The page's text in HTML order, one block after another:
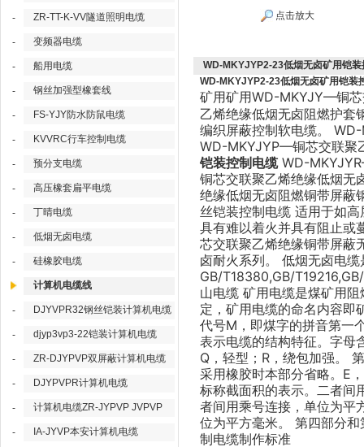
- ZR-TT-K-VV隧道照明电缆
- 变频器电缆
- 船用电缆
- 钢丝加强型橡套线
- FS-YJY防水防鼠电缆
- KVVRC行车控制电缆
- 预分支电缆
- 高压橡套扁平电缆
- 丁晴电缆
- 低烟无卤电缆
- 硅橡胶电缆
计算机电缆线
- DJYVPR32钢丝铠装计算机电缆
- djyp3vp3-22铠装计算机电缆
- ZR-DJYPVP双屏蔽计算机电缆
- DJYPVPR计算机电缆
- 计算机电缆ZR-JYPVP JVPVP
- IA-JYVP本安计算机电缆
点击放大
WD-MKYJYP2-23低烟无卤矿用铠装
WD-MKYJYP2-23低烟无卤矿用铠装
矿用矿用WD-MKYJY—铜芯
乙烯绝缘低烟无卤阻燃护
编织屏蔽控制软电缆。
WD-MKYJYP—铜芯交联聚
铠装控制电缆WD-
铜芯交联聚乙烯绝缘低烟
绝缘低烟无卤阻燃铜带屏
丝铠装控制电缆 适用于如
具有难以着火并具有阻止或
芯交联聚乙烯绝缘铜带屏蔽
卤耐火系列。 低烟无卤电
GB/T18380,GB/
山电缆 矿用电缆是煤矿用
定，矿用电缆的命名内容
代号M，即煤字的拼音第一
表示电缆的结构特征。字母
Q，轻型；R，绕包加强。
采用橡胶时本部分省略。E
标称截面积的表示。二者间
者间用乘号连接，单位为平
位为平方毫米。 第四部分
制电缆制作标准